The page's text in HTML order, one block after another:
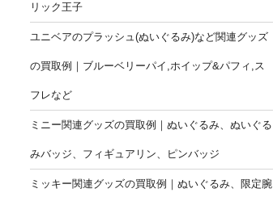
リック王子
ユニベアのプラッシュ(ぬいぐるみ)など関連グッズ
の買取例｜ブルーベリーパイ,ホイップ&パフィ,ス
フレなど
ミニー関連グッズの買取例｜ぬいぐるみ、ぬいぐる
みバッジ、フィギュアリン、ピンバッジ
ミッキー関連グッズの買取例｜ぬいぐるみ、限定腕